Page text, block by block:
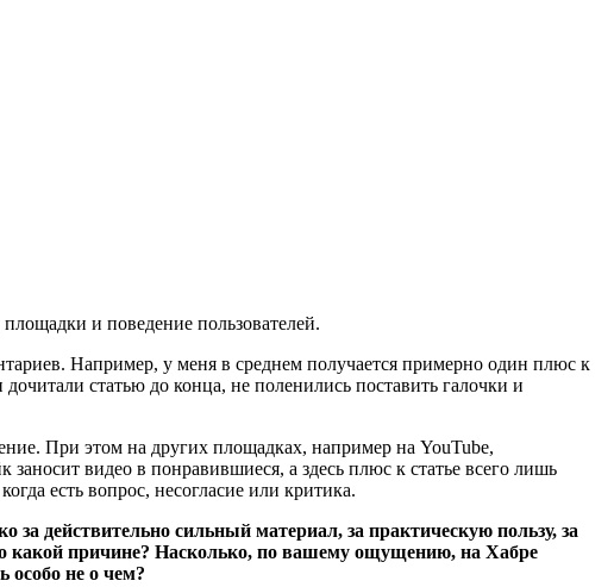
и поведение пользователей.
Например, у меня в среднем получается примерно один плюс к
статью до конца, не поленились поставить галочки и
При этом на других площадках, например на YouTube,
видео в понравившиеся, а здесь плюс к статье всего лишь
есть вопрос, несогласие или критика.
за действительно сильный материал, за практическую пользу, за
какой причине? Насколько, по вашему ощущению, на Хабре
особо не о чем?